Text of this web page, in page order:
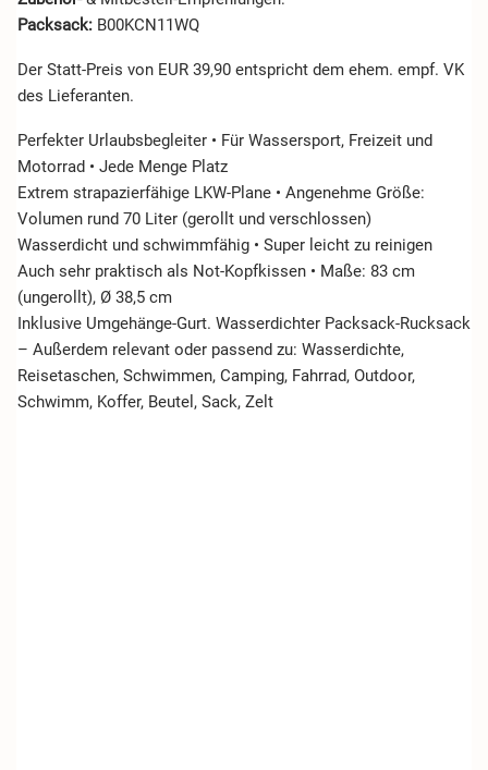
Packsack: B00KCN11WQ
Der Statt-Preis von EUR 39,90 entspricht dem ehem. empf. VK
des Lieferanten.
Perfekter Urlaubsbegleiter • Für Wassersport, Freizeit und
Motorrad • Jede Menge Platz
Extrem strapazierfähige LKW-Plane • Angenehme Größe:
Volumen rund 70 Liter (gerollt und verschlossen)
Wasserdicht und schwimmfähig • Super leicht zu reinigen
Auch sehr praktisch als Not-Kopfkissen • Maße: 83 cm
(ungerollt), Ø 38,5 cm
Inklusive Umgehänge-Gurt. Wasserdichter Packsack-Rucksack
– Außerdem relevant oder passend zu: Wasserdichte,
Reisetaschen, Schwimmen, Camping, Fahrrad, Outdoor,
Schwimm, Koffer, Beutel, Sack, Zelt